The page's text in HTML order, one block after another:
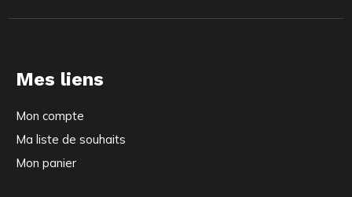
Mes liens
Mon compte
Ma liste de souhaits
Mon panier